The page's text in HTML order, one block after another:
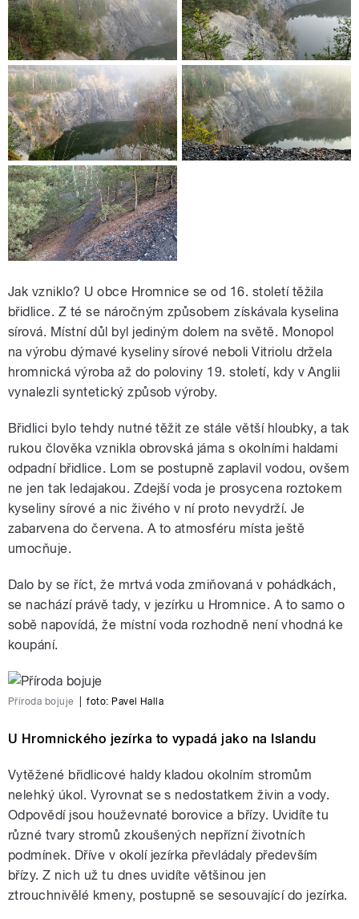
Jak vzniklo? U obce Hromnice se od 16. století těžila
břidlice. Z té se náročným způsobem získávala kyselina
sírová. Místní důl byl jediným dolem na světě. Monopol
na výrobu dýmavé kyseliny sírové neboli Vitriolu držela
hromnická výroba až do poloviny 19. století, kdy v Anglii
vynalezli syntetický způsob výroby.
Břidlici bylo tehdy nutné těžit ze stále větší hloubky, a tak
rukou člověka vznikla obrovská jáma s okolními haldami
odpadní břidlice. Lom se postupně zaplavil vodou, ovšem
ne jen tak ledajakou. Zdejší voda je prosycena roztokem
kyseliny sírové a nic živého v ní proto nevydrží. Je
zabarvena do červena. A to atmosféru místa ještě
umocňuje.
Dalo by se říct, že mrtvá voda zmiňovaná v pohádkách,
se nachází právě tady, v jezírku u Hromnice. A to samo o
sobě napovídá, že místní voda rozhodně není vhodná ke
koupání.
Příroda bojuje foto: Pavel Halla
U Hromnického jezírka to vypadá jako na Islandu
Vytěžené břidlicové haldy kladou okolním stromům
nelehký úkol. Vyrovnat se s nedostatkem živin a vody.
Odpovědí jsou houževnaté borovice a břízy. Uvidíte tu
různé tvary stromů zkoušených nepřízní životních
podmínek. Dříve v okolí jezírka převládaly především
břízy. Z nich už tu dnes uvidíte většinou jen
ztrouchnivělé kmeny, postupně se sesouvající do jezírka.